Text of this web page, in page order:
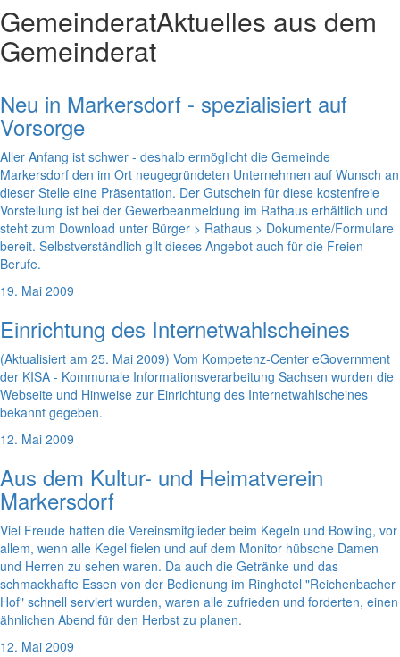
GemeinderatAktuelles aus dem
Gemeinderat
Neu in Markersdorf - spezialisiert auf
Vorsorge
Aller Anfang ist schwer - deshalb ermöglicht die Gemeinde
Markersdorf den im Ort neugegründeten Unternehmen auf Wunsch an
dieser Stelle eine Präsentation. Der Gutschein für diese kostenfreie
Vorstellung ist bei der Gewerbeanmeldung im Rathaus erhältlich und
steht zum Download unter Bürger > Rathaus > Dokumente/Formulare
bereit. Selbstverständlich gilt dieses Angebot auch für die Freien
Berufe.
19. Mai 2009
Einrichtung des Internetwahlscheines
(Aktualisiert am 25. Mai 2009) Vom Kompetenz-Center eGovernment
der KISA - Kommunale Informationsverarbeitung Sachsen wurden die
Webseite und Hinweise zur Einrichtung des Internetwahlscheines
bekannt gegeben.
12. Mai 2009
Aus dem Kultur- und Heimatverein
Markersdorf
Viel Freude hatten die Vereinsmitglieder beim Kegeln und Bowling, vor
allem, wenn alle Kegel fielen und auf dem Monitor hübsche Damen
und Herren zu sehen waren. Da auch die Getränke und das
schmackhafte Essen von der Bedienung im Ringhotel "Reichenbacher
Hof" schnell serviert wurden, waren alle zufrieden und forderten, einen
ähnlichen Abend für den Herbst zu planen.
12. Mai 2009